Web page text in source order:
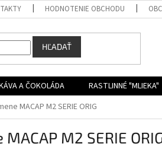
HODNOTENIE OBCHODU
HĽADAŤ
A ČOKOLÁDA RASTLINNÉ "MLIEKA"
MACAP M2 SERIE ORIG
M2 SERIE